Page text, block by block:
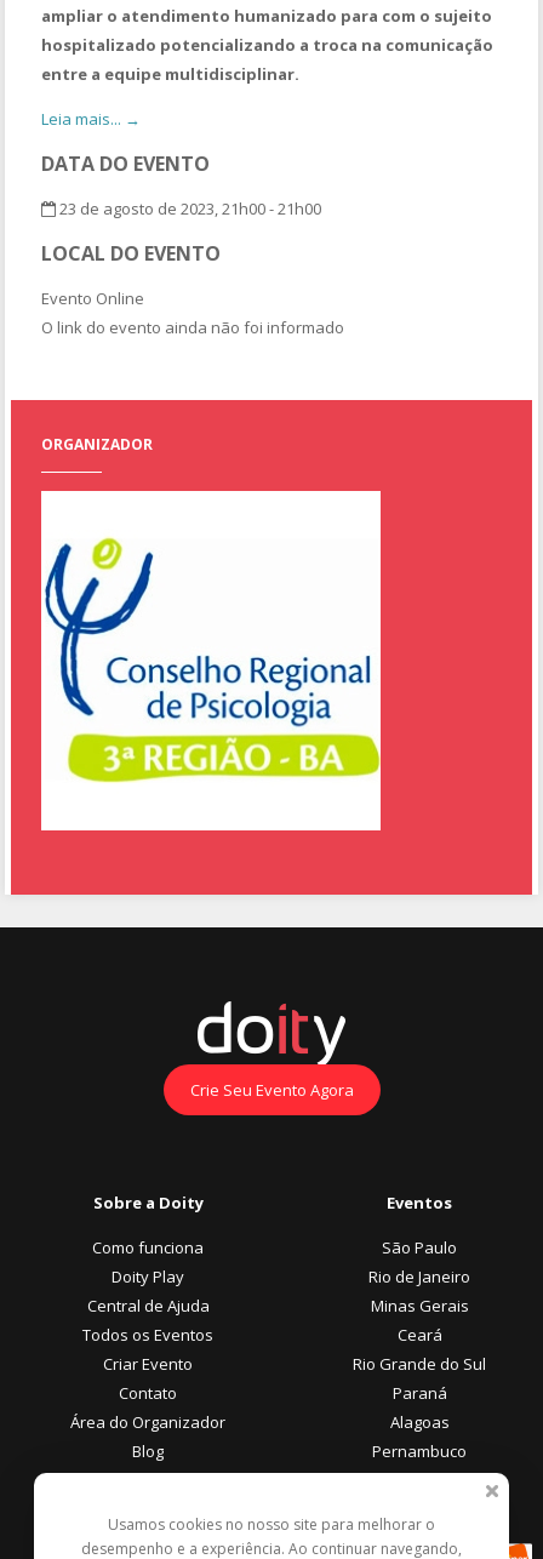
ampliar o atendimento humanizado para com o sujeito
hospitalizado potencializando a troca na comunicação
entre a equipe multidisciplinar.
Leia mais... →
DATA DO EVENTO
23 de agosto de 2023, 21h00 - 21h00
LOCAL DO EVENTO
Evento Online
O link do evento ainda não foi informado
ORGANIZADOR
Crie Seu Evento Agora
Sobre a Doity
Como funciona
Doity Play
Central de Ajuda
Todos os Eventos
Criar Evento
Contato
Área do Organizador
Blog
Eventos
São Paulo
Rio de Janeiro
Minas Gerais
Ceará
Rio Grande do Sul
Paraná
Alagoas
Pernambuco
Área do Participante Formas de Pagamento
Usamos cookies no nosso site para melhorar o
desempenho e a experiência. Ao continuar navegando,